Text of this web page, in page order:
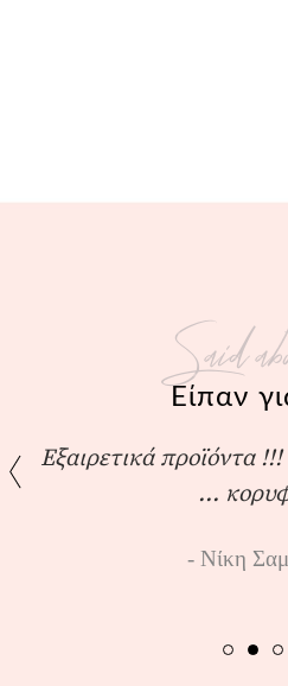
Said
Είπαν
Εξαιρετικά προϊόντα
...
Νίκη